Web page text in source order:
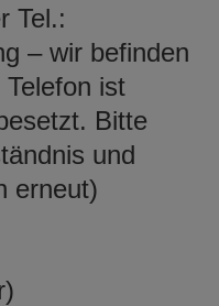
Tel.:
– wir befinden
ist
Bitte
und
erneut)